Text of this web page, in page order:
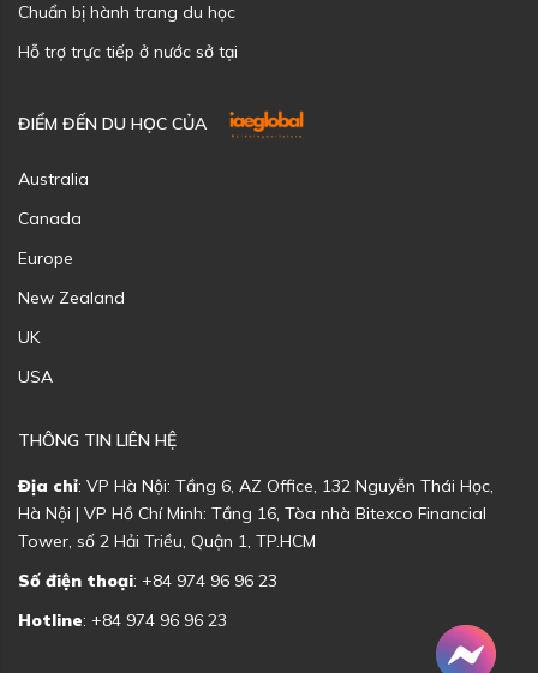
Chuẩn bị hành trang du học
Hỗ trợ trực tiếp ở nước sở tại
ĐIỂM ĐẾN DU HỌC CỦA
Australia
Canada
Europe
New Zealand
UK
USA
THÔNG TIN LIÊN HỆ
Địa chỉ: VP Hà Nội: Tầng 6, AZ Office, 132 Nguyễn Thái Học,
Hà Nội | VP Hồ Chí Minh: Tầng 16, Tòa nhà Bitexco Financial
Tower, số 2 Hải Triều, Quận 1, TP.HCM
Số điện thoại: +84 974 96 96 23
Hotline: +84 974 96 96 23